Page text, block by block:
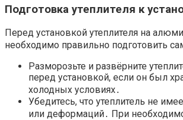
Подготовка утеплителя к
Перед установкой утеплителя на
необходимо правильно подготовить
Разморозьте и развёрните
перед установкой, если он был
холодных условиях․
Убедитесь, что утеплитель не
или деформаций․ При